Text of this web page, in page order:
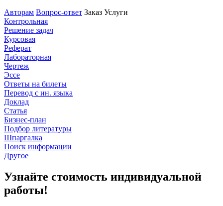
Авторам Вопрос-ответ Заказ Услуги
Контрольная
Решение задач
Курсовая
Реферат
Лабораторная
Чертеж
Эссе
Ответы на билеты
Перевод с ин. языка
Доклад
Статья
Бизнес-план
Подбор литературы
Шпаргалка
Поиск информации
Другое
Узнайте стоимость индивидуальной
работы!